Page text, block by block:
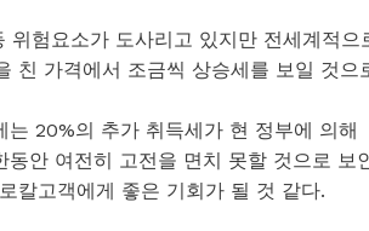
험요소가 도사리고 있지만 전세계적으
친 가격에서 조금씩 상승세를 보일 것으
20%의 추가 취득세가 현 정부에 의해
안 여전히 고전을 면치 못할 것으로 보
칼고객에게 좋은 기회가 될 것 같다.